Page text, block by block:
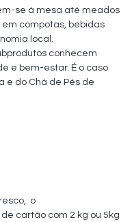
se à mesa até meados
compotas, bebidas
local.
conhecem
e bem-estar. É o caso
e do Chá de Pés de
o
cartão com 2 kg ou 5kg